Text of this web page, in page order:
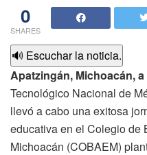
0
SHARES
🔊 Escuchar la noticia.
Apatzingán, Michoacán,
Tecnológico Nacional de
llevó a cabo una exitosa
educativa en el Colegio de
Michoacán (COBAEM)